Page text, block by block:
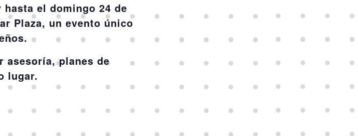
el domingo 24 de
Plaza, un evento único
asesoría, planes de
lugar.